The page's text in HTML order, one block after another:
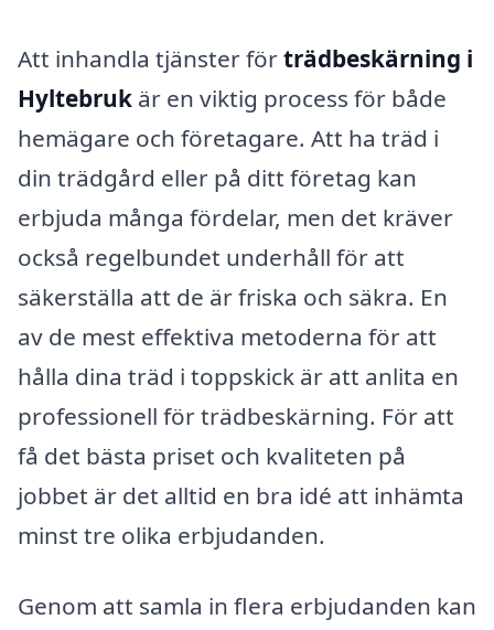
Att inhandla tjänster förträdbeskärning i
Hyltebruk är en viktig process för både
hemägare och företagare. Att ha träd i
din trädgård eller på ditt företag kan
erbjuda många fördelar, men det kräver
också regelbundet underhåll för att
säkerställa att de är friska och säkra. En
av de mest effektiva metoderna för att
hålla dina träd i toppskick är att anlita en
professionell för trädbeskärning. För att
få det bästa priset och kvaliteten på
jobbet är det alltid en bra idé att inhämta
minst tre olika erbjudanden.
Genom att samla in flera erbjudanden kan